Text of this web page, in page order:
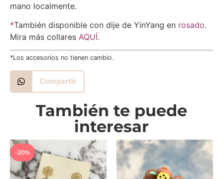
mano localmente.
*También disponible con dije de YinYang en rosado.
Mira más collares AQUÍ.
*Los accesorios no tienen cambio.
Compartir
También te puede
interesar
-20%